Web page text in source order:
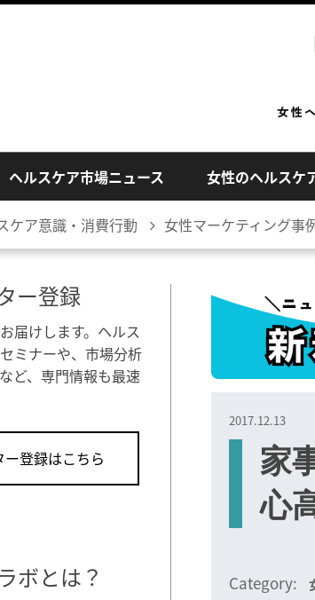
ヘルスケア市場ニュース 女性のヘルスケ
ケア意識・消費行動 女性マーケティング事
2017.12.13
家
心
Category:
ー登録
届けします。ヘルス
ミナーや、市場分析
ど、専門情報も最速
ー登録はこちら
ボとは？